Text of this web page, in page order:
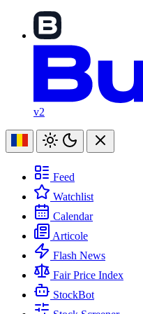
v2
Feed
Watchlist
Calendar
Articole
Flash News
Fair Price Index
StockBot